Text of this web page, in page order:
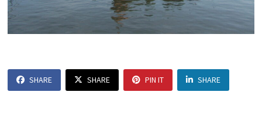
SHARE SHARE PIN IT SHARE